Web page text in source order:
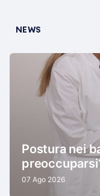
NEWS
Postura nei
07 Ago 2026